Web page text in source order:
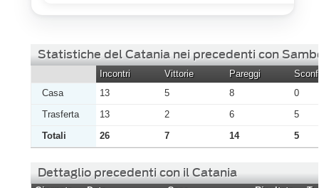
Statistiche del Catania nei precedenti con
Incontri Vittorie Pareggi
Casa
13 5 8
0
Trasferta
13 2 6
5
Totali
26 7 14 5
Dettaglio precedenti con il Catania